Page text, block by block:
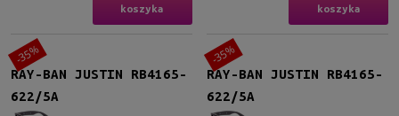
koszyka
koszyka
RAY-BAN JUSTIN RB4165-
622/5A
-35%
RAY-BAN JUSTIN RB4165-
622/5A
-35%